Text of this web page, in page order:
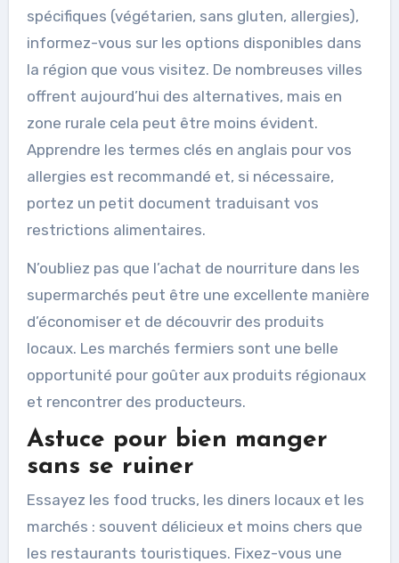
spécifiques (végétarien, sans gluten, allergies),
informez-vous sur les options disponibles dans
la région que vous visitez. De nombreuses villes
offrent aujourd’hui des alternatives, mais en
zone rurale cela peut être moins évident.
Apprendre les termes clés en anglais pour vos
allergies est recommandé et, si nécessaire,
portez un petit document traduisant vos
restrictions alimentaires.
N’oubliez pas que l’achat de nourriture dans les
supermarchés peut être une excellente manière
d’économiser et de découvrir des produits
locaux. Les marchés fermiers sont une belle
opportunité pour goûter aux produits régionaux
et rencontrer des producteurs.
Astuce pour bien manger
sans se ruiner
Essayez les food trucks, les diners locaux et les
marchés : souvent délicieux et moins chers que
les restaurants touristiques. Fixez-vous une